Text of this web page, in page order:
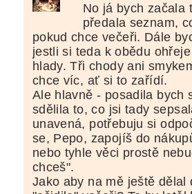
No já bych začala
předala seznam,
pokud chce večeři. Dále
jestli si teda k obědu
hlady. Tři chody ani
chce víc, ať si to zařídí.
Ale hlavně - posadila bych
sdělila to, co jsi tady
unavená, potřebuju si
se, Pepo, zapojíš do
nebo tyhle věci prostě
chceš".
Jako aby na mě ještě dělal